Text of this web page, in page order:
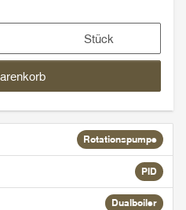
Stück
Rotationspumpe
PID
Dualboiler